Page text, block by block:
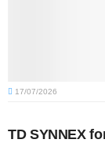
17/07/2026
TD SYNNEX